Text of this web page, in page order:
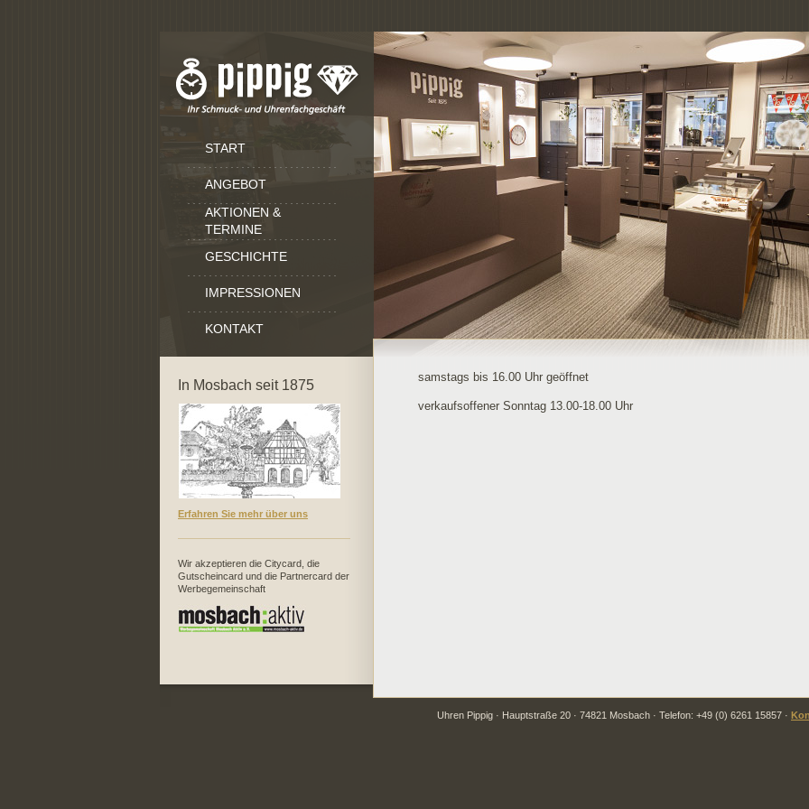
START
ANGEBOT
AKTIONEN &
TERMINE
GESCHICHTE
IMPRESSIONEN
KONTAKT
In Mosbach seit 1875
Erfahren Sie mehr über uns
Wir akzeptieren die Citycard, die
Gutscheincard und die Partnercard der
Werbegemeinschaft
samstags bis 16.00 Uhr geöffnet
verkaufsoffener Sonntag 13.00-18.00 Uhr
Uhren Pippig · Hauptstraße 20 · 74821 Mosbach · Telefon: +49 (0) 6261 15857 ·